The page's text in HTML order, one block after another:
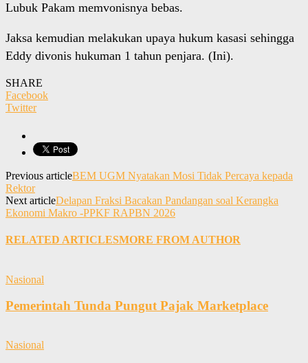
Lubuk Pakam memvonisnya bebas.
Jaksa kemudian melakukan upaya hukum kasasi sehingga
Eddy divonis hukuman 1 tahun penjara. (Ini).
SHARE
Facebook
Twitter
Previous articleBEM UGM Nyatakan Mosi Tidak Percaya kepada
Rektor
Next articleDelapan Fraksi Bacakan Pandangan soal Kerangka
Ekonomi Makro -PPKF RAPBN 2026
RELATED ARTICLESMORE FROM AUTHOR
Nasional
Pemerintah Tunda Pungut Pajak Marketplace
Nasional